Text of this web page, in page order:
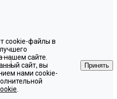
cookie-файлы в
нашем сайте.
сайт, вы
нами cookie-
Принять